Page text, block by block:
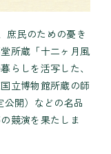
庶民のための憂き
所蔵「十二ヶ月風
らしを活写した、
立博物館所蔵の師
公開）などの名品
競演を果たしま